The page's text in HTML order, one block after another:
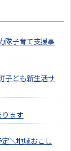
隊子育て支援事
子ども新生活サ
ります
定＼地域おこし